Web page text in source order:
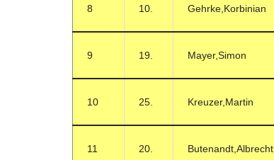
8 10. Gehrke,Korbinian
9 19. Mayer,Simon
10 25. Kreuzer,Martin
11 20. Butenandt,Albrecht